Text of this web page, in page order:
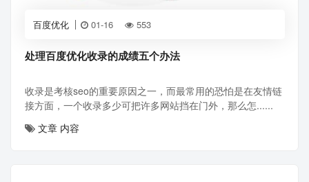
百度优化 01-16 553
处理百度优化收录的成绩五个办法
收录是考核seo的重要原因之一，而最常用的恐怕是在友情链
接方面，一个收录多少可把许多网站挡在门外，那么怎......
文章 内容